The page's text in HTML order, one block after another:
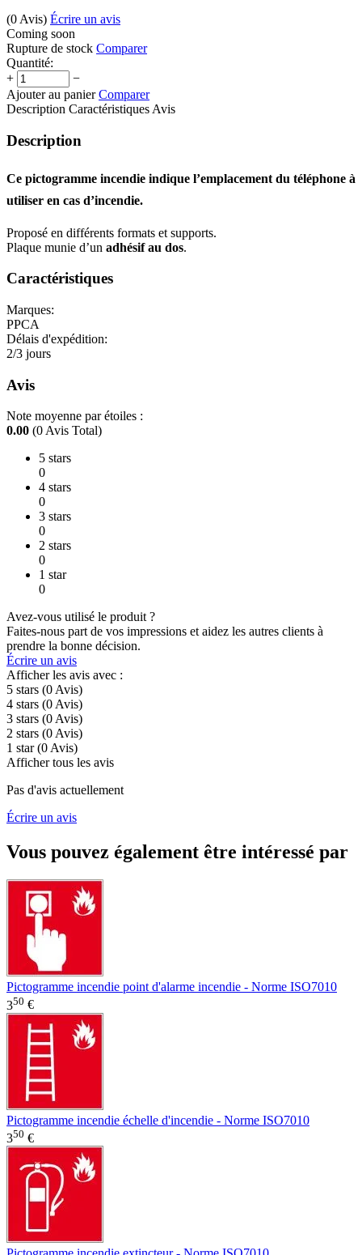
(0 Avis) Écrire un avis
Coming soon
Rupture de stock Comparer
Quantité:
+
−
Ajouter au panier Comparer
Description Caractéristiques Avis
Description
Ce pictogramme incendie indique l’emplacement du téléphone à
utiliser en cas d’incendie.
Proposé en différents formats et supports.
Plaque munie d’un adhésif au dos.
Caractéristiques
Marques:
PPCA
Délais d'expédition:
2/3 jours
Avis
Note moyenne par étoiles :
0.00 (0 Avis Total)
5 stars
0
4 stars
0
3 stars
0
2 stars
0
1 star
0
Avez-vous utilisé le produit ?
Faites-nous part de vos impressions et aidez les autres clients à
prendre la bonne décision.
Écrire un avis
Afficher les avis avec :
5 stars (0Avis)
4 stars (0Avis)
3 stars (0Avis)
2 stars (0Avis)
1 star (0Avis)
Afficher tous les avis
Pas d'avis actuellement
Écrire un avis
Vous pouvez également être intéressé par
Pictogramme incendie point d'alarme incendie - Norme ISO7010
350 €
Pictogramme incendie échelle d'incendie - Norme ISO7010
350 €